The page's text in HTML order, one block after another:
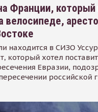
Франции, который
велосипеде,
находится в СИЗО
который хотел
Евразии,
российской